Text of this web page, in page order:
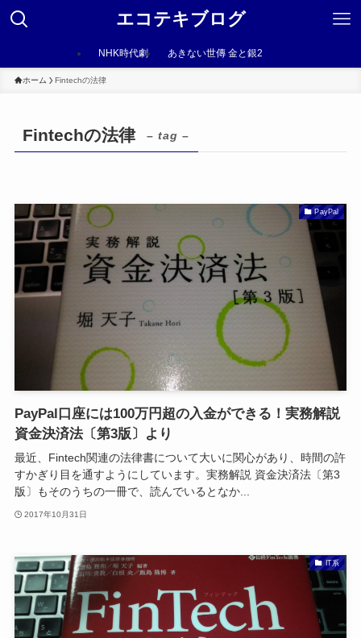
エコテキブログ
NHK時代劇 あきない世傳 金と銀2
ホーム Fintechの法律
Fintechの法律 – tag –
PayPal
PayPal口座には100万円超の入金ができる！実務解説
資金決済法〔第3版〕より
最近、Fintech関連の法律書について大いに関心があり、時間の許
すかぎり目を通すようにしています。実務解説 資金決済法〔第3
版〕もそのうちの一冊で、読んでいるとなか...
2017年10月31日
IT系